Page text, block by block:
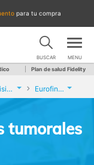
para tu compra
BUSCAR MENU
Plan de salud Fidelity
Análisis de marcadores tumorales femeninos Eurofins Análisis Clínicos Parla
tumorales